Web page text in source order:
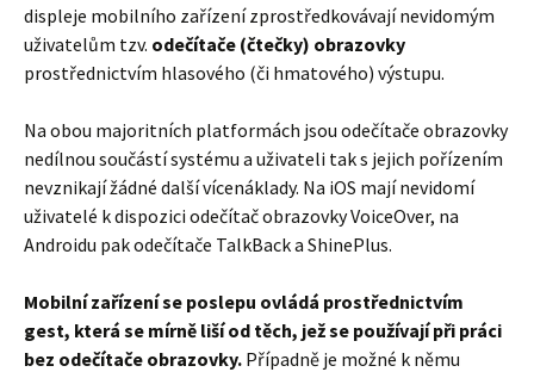
displeje mobilního zařízení zprostředkovávají nevidomým
uživatelům tzv. odečítače (čtečky) obrazovky
prostřednictvím hlasového (či hmatového) výstupu.
Na obou majoritních platformách jsou odečítače obrazovky
nedílnou součástí systému a uživateli tak s jejich pořízením
nevznikají žádné další vícenáklady. Na iOS mají nevidomí
uživatelé k dispozici odečítač obrazovky VoiceOver, na
Androidu pak odečítače TalkBack a ShinePlus.
Mobilní zařízení se poslepu ovládá prostřednictvím
gest, která se mírně liší od těch, jež se používají při práci
bez odečítače obrazovky. Případně je možné k němu